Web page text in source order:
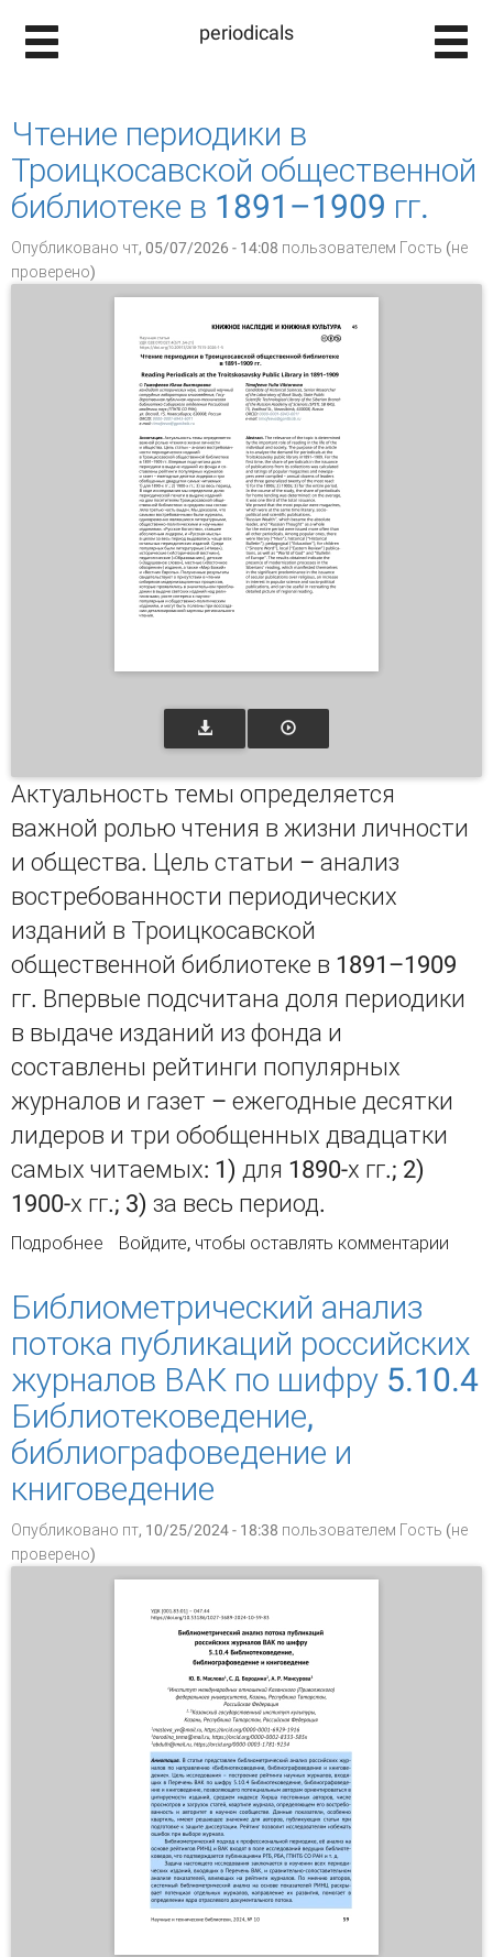
periodicals
Чтение периодики в
Троицкосавской общественной
библиотеке в 1891–1909 гг.
Опубликовано чт, 05/07/2026 - 14:08 пользователем Гость (не
проверено)
Актуальность темы определяется
важной ролью чтения в жизни личности
и общества. Цель статьи – анализ
востребованности периодических
изданий в Троицкосавской
общественной библиотеке в 1891–1909
гг. Впервые подсчитана доля периодики
в выдаче изданий из фонда и
составлены рейтинги популярных
журналов и газет – ежегодные десятки
лидеров и три обобщенных двадцатки
самых читаемых: 1) для 1890-х гг.; 2)
1900-х гг.; 3) за весь период.
Подробнее о Чтение периодики в Троицкосавской
Войдите, чтобы оставлять комментарии
Библиометрический анализ
потока публикаций российских
журналов ВАК по шифру 5.10.4
Библиотековедение,
библиографоведение и
книговедение
Опубликовано пт, 10/25/2024 - 18:38 пользователем Гость (не
проверено)